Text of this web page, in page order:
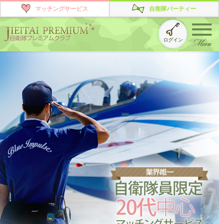
マッチングサービス 自衛隊パーティー
ログイン